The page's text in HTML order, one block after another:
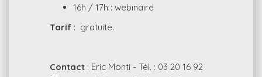
16h / 17h : webinaire
Tarif : gratuite.
Contact : Eric Monti - Tél. : 03 20 16 92